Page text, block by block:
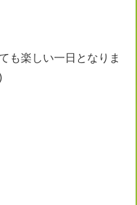
も楽しい一日となりま